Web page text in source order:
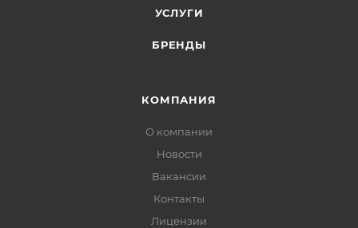
УСЛУГИ
БРЕНДЫ
КОМПАНИЯ
О компании
Новости
Вакансии
Контакты
Лицензии